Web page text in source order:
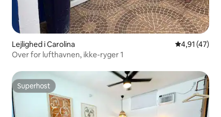
Lejlighed i Carolina 4,91 ud af 5
4,91 (47)
Over for lufthavnen, ikke-ryger 1
Superhost
Superhost